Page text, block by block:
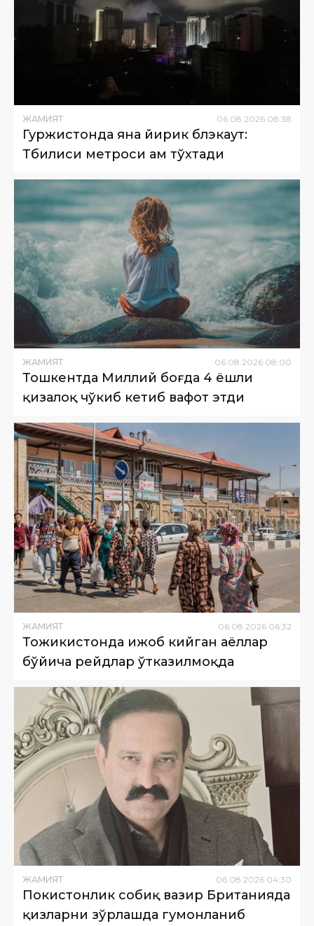
ЖАМИЯТ 06 08 2026 08:38
Гуржистонда яна йирик блэкаут:
Тбилиси метроси ҳам тўхтади
ЖАМИЯТ 06 08 2026 08:00
Тошкентда Миллий боғда 4 ёшли
қизалоқ чўкиб кетиб вафот этди
ЖАМИЯТ 06.08.2026 06:32
Тожикистонда ҳижоб кийган аёллар
бўйича рейдлар ўтказилмоқда
ЖАМИЯТ 06.08.2026 04:30
Покистонлик собиқ вазир Британияда
қизларни зўрлашда гумонланиб